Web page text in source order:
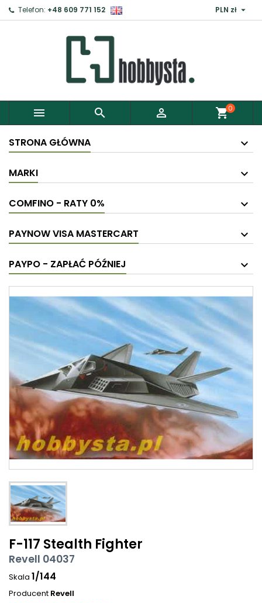
Telefon: +48 609 771 152 PLN zł 
   shopping_cart0
STRONA GŁÓWNA
MARKI
COMFINO - RATY 0%
PAYNOW VISA MASTERCART
PAYPO - ZAPŁAĆ PÓŹNIEJ
F-117 Stealth Fighter
Revell 04037
Skala 1/144
Producent Revell